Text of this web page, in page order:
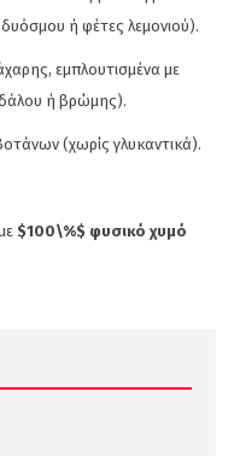
ή φέτες λεμονιού).
εμπλουτισμένα με
ή βρώμης).
(χωρίς γλυκαντικά).
$100\%$ φυσικό χυμό